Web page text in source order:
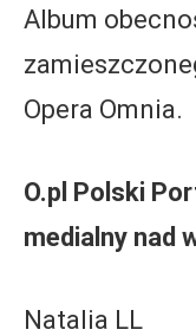
Album
Opera Omnia.
O.pl Polski
medialny nad
Natalia LL